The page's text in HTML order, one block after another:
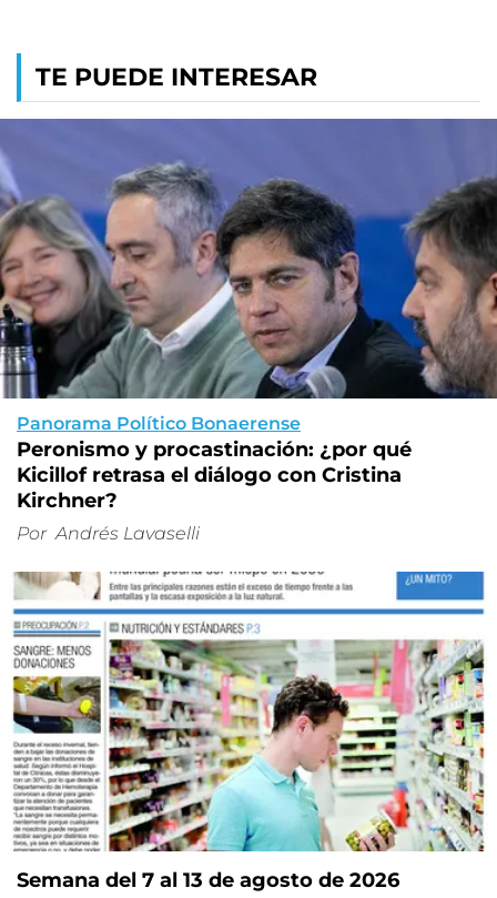
TE PUEDE INTERESAR
Panorama Político Bonaerense
Peronismo y procastinación: ¿por qué
Kicillof retrasa el diálogo con Cristina
Kirchner?
Por Andrés Lavaselli
Semana del 7 al 13 de agosto de 2026